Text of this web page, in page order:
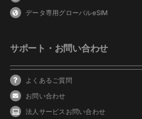
データ専用グローバルeSIM
サポート・お問い合わせ
よくあるご質問
お問い合わせ
法人サービスお問い合わせ